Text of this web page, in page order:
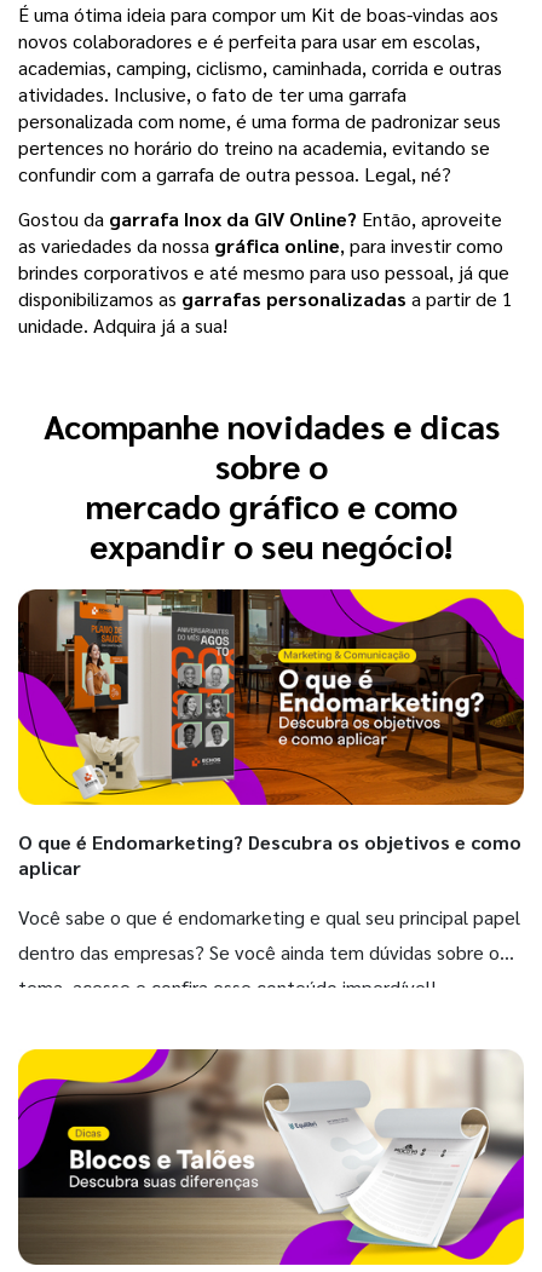
É uma ótima ideia para compor um Kit de boas-vindas aos
novos colaboradores e é perfeita para usar em escolas,
academias, camping, ciclismo, caminhada, corrida e outras
atividades. Inclusive, o fato de ter uma garrafa
personalizada com nome, é uma forma de padronizar seus
pertences no horário do treino na academia, evitando se
confundir com a garrafa de outra pessoa. Legal, né?
Gostou da garrafa Inox da GIV Online? Então, aproveite
as variedades da nossa gráfica online, para investir como
brindes corporativos e até mesmo para uso pessoal, já que
disponibilizamos as garrafas personalizadas a partir de 1
unidade. Adquira já a sua!
Acompanhe novidades e dicas
sobre o
mercado gráfico e como
expandir o seu negócio!
O que é Endomarketing? Descubra os objetivos e como
aplicar
Você sabe o que é endomarketing e qual seu principal papel
dentro das empresas? Se você ainda tem dúvidas sobre o
tema, acesse e confira esse conteúdo imperdível!